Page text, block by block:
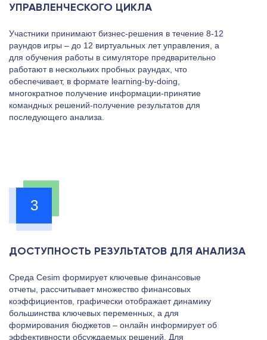
УПРАВЛЕНЧЕСКОГО ЦИКЛА
Участники принимают бизнес-решения в течение 8-12
раундов игры – до 12 виртуальных лет управления, а
для обучения работы в симуляторе предварительно
работают в нескольких пробных раундах, что
обеспечивает, в формате learning-by-doing,
многократное получение информации-принятие
командных решений-получение результатов для
последующего анализа.
3
ДОСТУПНОСТЬ РЕЗУЛЬТАТОВ ДЛЯ АНАЛИЗА
Среда Cesim формирует ключевые финансовые
отчеты, рассчитывает множество финансовых
коэффициентов, графически отображает динамику
большинства ключевых переменных, а для
формирования бюджетов – онлайн информирует об
эффективности обсуждаемых решений. Для